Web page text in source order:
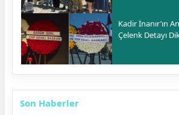
Kadir İnanır’ın
Çelenk Detayı
Son Haberler